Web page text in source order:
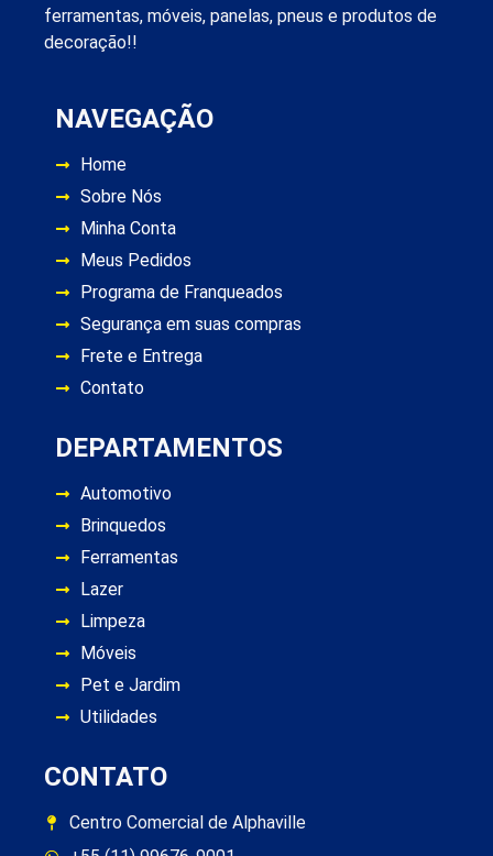
ferramentas, móveis, panelas, pneus e produtos de
decoração!!
NAVEGAÇÃO
Home
Sobre Nós
Minha Conta
Meus Pedidos
Programa de Franqueados
Segurança em suas compras
Frete e Entrega
Contato
DEPARTAMENTOS
Automotivo
Brinquedos
Ferramentas
Lazer
Limpeza
Móveis
Pet e Jardim
Utilidades
CONTATO
Centro Comercial de Alphaville